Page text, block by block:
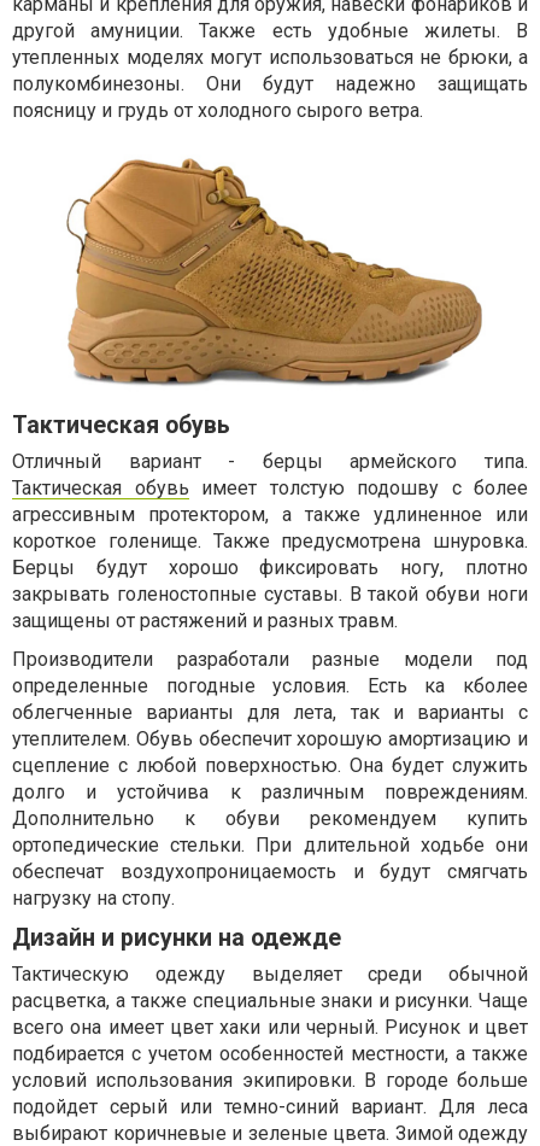
другой амуниции. Также есть удобные жилеты. В
утепленных моделях могут использоваться не брюки, а
полукомбинезоны. Они будут надежно защищать
поясницу и грудь от холодного сырого ветра.
Тактическая обувь
Отличный вариант - берцы армейского типа.
Тактическая обувь имеет толстую подошву с более
агрессивным протектором, а также удлиненное или
короткое голенище. Также предусмотрена шнуровка.
Берцы будут хорошо фиксировать ногу, плотно
закрывать голеностопные суставы. В такой обуви ноги
защищены от растяжений и разных травм.
Производители разработали разные модели под
определенные погодные условия. Есть ка кболее
облегченные варианты для лета, так и варианты с
утеплителем. Обувь обеспечит хорошую амортизацию и
сцепление с любой поверхностью. Она будет служить
долго и устойчива к различным повреждениям.
Дополнительно к обуви рекомендуем купить
ортопедические стельки. При длительной ходьбе они
обеспечат воздухопроницаемость и будут смягчать
нагрузку на стопу.
Дизайн и рисунки на одежде
Тактическую одежду выделяет среди обычной
расцветка, а также специальные знаки и рисунки. Чаще
всего она имеет цвет хаки или черный. Рисунок и цвет
подбирается с учетом особенностей местности, а также
условий использования экипировки. В городе больше
подойдет серый или темно-синий вариант. Для леса
выбирают коричневые и зеленые цвета. Зимой одежду